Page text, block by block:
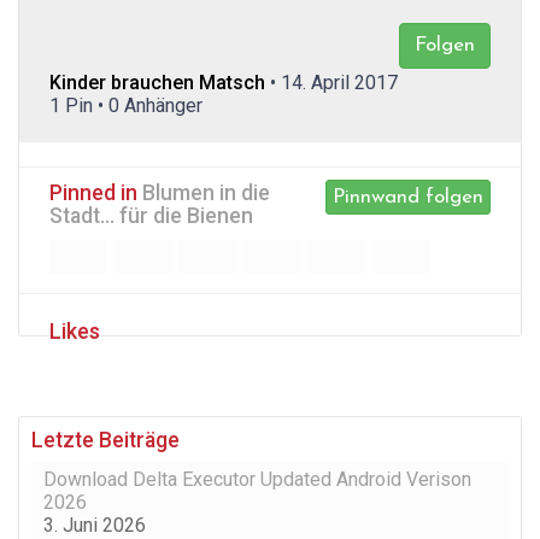
Folgen
Kinder brauchen Matsch • 14. April 2017
1 Pin • 0 Anhänger
Pinnwand folgen
Pinned in Blumen in die
Stadt... für die Bienen
Likes
Letzte Beiträge
Download Delta Executor Updated Android Verison
2026
3. Juni 2026